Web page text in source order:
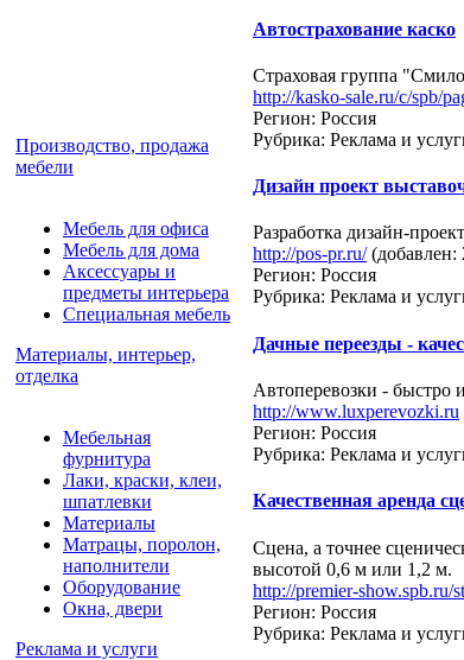
Производство, продажа
мебели
Мебель для офиса
Мебель для дома
Аксессуары и
предметы интерьера
Специальная мебель
Материалы, интерьер,
отделка
Мебельная
фурнитура
Лаки, краски, клеи,
шпатлевки
Материалы
Матрацы, поролон,
наполнители
Оборудование
Окна, двери
Реклама и услуги
Автострахование каско
Страховая группа
http://kasko-sale.ru/c/spb/
Регион: Россия
Рубрика: Реклама и
Дизайн проект
Разработка дизайн-
http://pos-pr.ru/(добавлен:
Регион: Россия
Рубрика: Реклама и
Дачные переезды -
Автоперевозки - быстро
http://www.luxperevozki.ru
Регион: Россия
Рубрика: Реклама и
Качественная аренда
Сцена, а точнее
высотой 0,6 м или 1,2 м.
http://premier-show.spb.ru/
Регион: Россия
Рубрика: Реклама и